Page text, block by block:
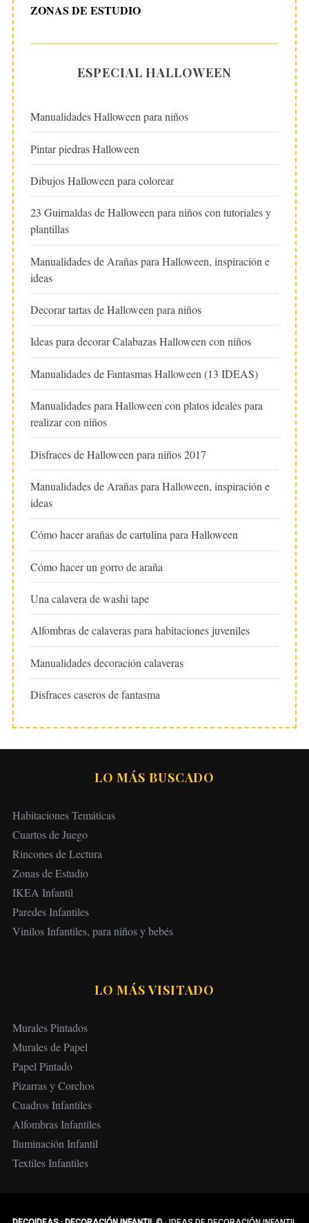
ZONAS DE ESTUDIO
ESPECIAL HALLOWEEN
Manualidades Halloween para niños
Pintar piedras Halloween
Dibujos Halloween para colorear
23 Guirnaldas de Halloween para niños con tutoriales y
plantillas
Manualidades de Arañas para Halloween, inspiración e
ideas
Decorar tartas de Halloween para niños
Ideas para decorar Calabazas Halloween con niños
Manualidades de Fantasmas Halloween (13 IDEAS)
Manualidades para Halloween con platos ideales para
realizar con niños
Disfraces de Halloween para niños 2017
Manualidades de Arañas para Halloween, inspiración e
ideas
Cómo hacer arañas de cartulina para Halloween
Cómo hacer un gorro de araña
Una calavera de washi tape
Alfombras de calaveras para habitaciones juveniles
Manualidades decoración calaveras
Disfraces caseros de fantasma
LO MÁS BUSCADO
Habitaciones Temáticas
Cuartos de Juego
Rincones de Lectura
Zonas de Estudio
IKEA Infantil
Paredes Infantiles
Vinilos Infantiles, para niños y bebés
LO MÁS VISITADO
Murales Pintados
Murales de Papel
Papel Pintado
Pizarras y Corchos
Cuadros Infantiles
Alfombras Infantiles
Iluminación Infantil
Textiles Infantiles